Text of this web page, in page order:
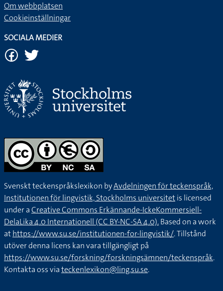
Om webbplatsen
Cookieinställningar
SOCIALA MEDIER
Svenskt teckenspråkslexikon byAvdelningen för teckenspråk,
Institutionen för lingvistik, Stockholms universitetis licensed
under aCreative Commons Erkännande-IckeKommersiell-
DelaLika 4.0 Internationell (CC BY-NC-SA 4.0).Based on a work
athttps://www.su.se/institutionen-for-lingvistik/. Tillstånd
utöver denna licens kan vara tillgängligt på
https://www.su.se/forskning/forskningsämnen/teckenspråk.
Kontakta oss viateckenlexikon@ling.su.se.